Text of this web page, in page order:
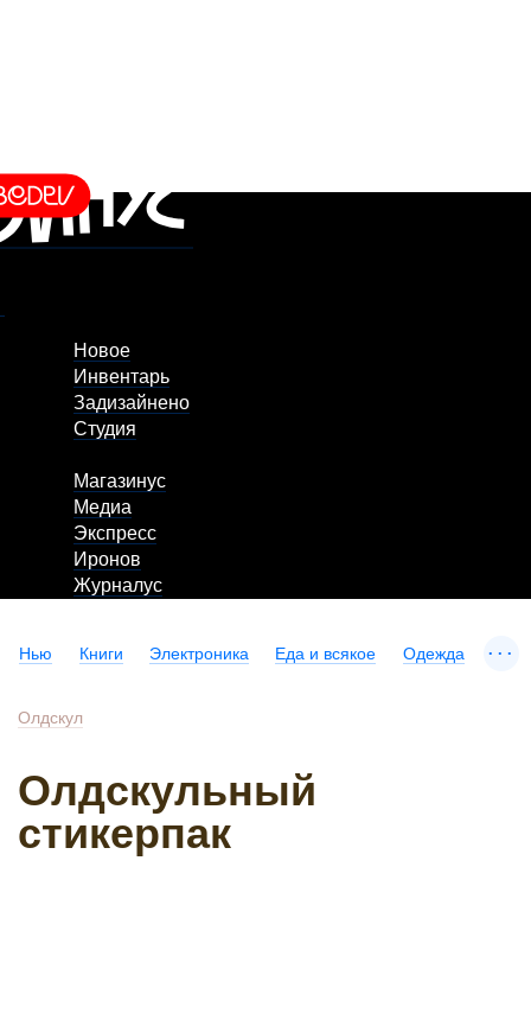
Новое
Инвентарь
Задизайнено
Студия
Магазинус
Медиа
Экспресс
Иронов
Журналус
Нью Книги Электроника Еда и всякое Одежда ...
Олдскул
Олдскульный
стикерпак